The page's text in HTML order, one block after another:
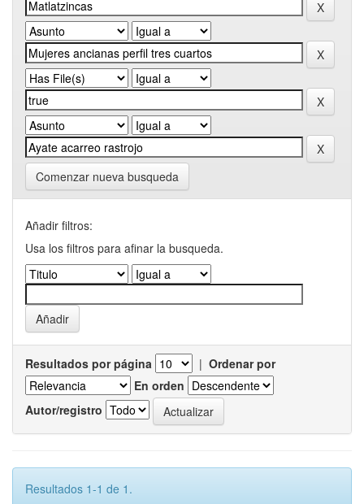
Comenzar nueva busqueda
Añadir filtros:
Usa los filtros para afinar la busqueda.
Resultados por página | Ordenar por
En orden
Autor/registro
Resultados 1-1 de 1.